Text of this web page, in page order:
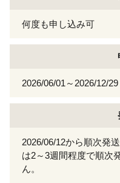
何度も申し込み可
2026/06/01～2026/12/29
2026/06/12から順次発
は2～3週間程度で順
ん。